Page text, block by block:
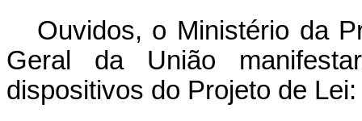
Ouvidos, o Ministério da
Geral da União
dispositivos do Projeto de Lei: